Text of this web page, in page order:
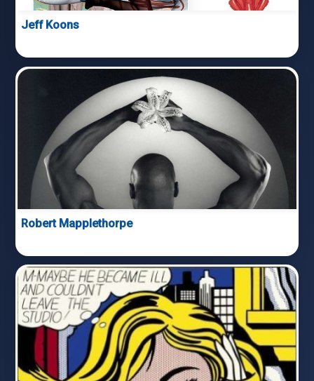
Jeff Koons
Robert Mapplethorpe